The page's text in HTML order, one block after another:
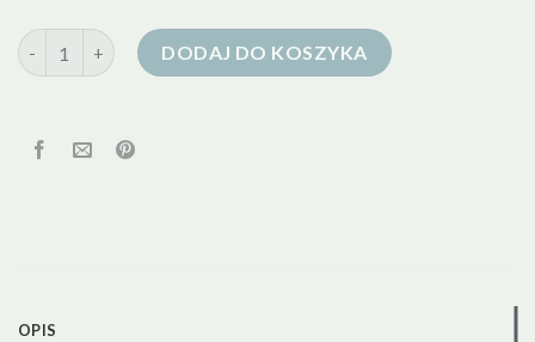
ilość kurtka narciarska damska puchowa
DODAJ DO KOSZYKA
OPIS